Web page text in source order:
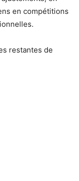
en compétitions
restantes de